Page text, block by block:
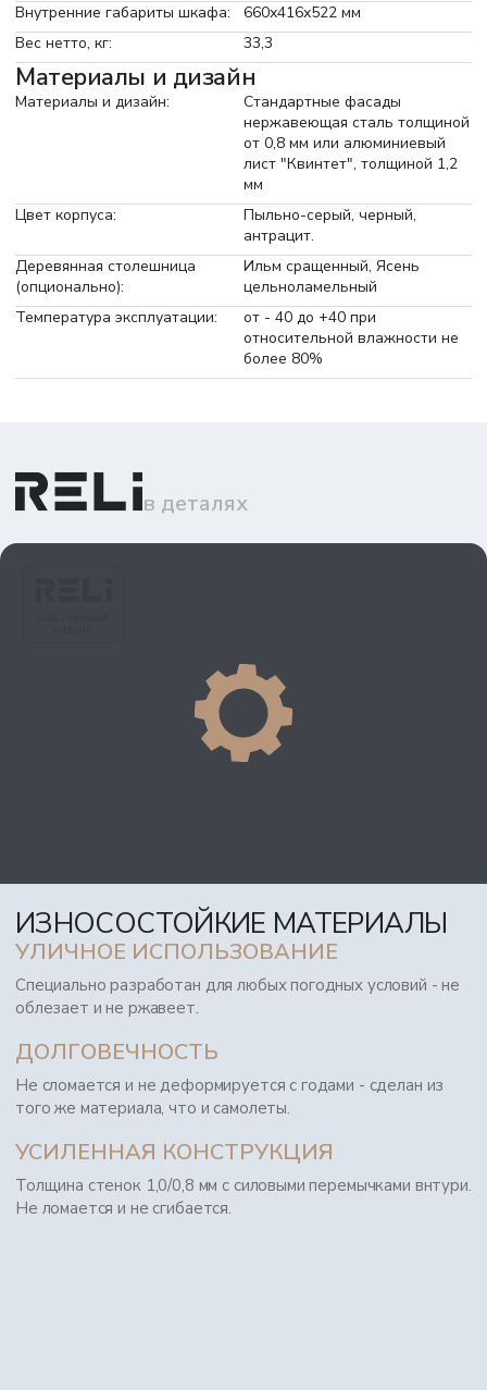
Внутренние габариты шкафа:
660х416х522 мм
Вес нетто, кг:
33,3
Материалы и дизайн
Материалы и дизайн:
Стандартные фасады
нержавеющая сталь толщиной
от 0,8 мм или алюминиевый
лист "Квинтет", толщиной 1,2
мм
Цвет корпуса:
Пыльно-серый, черный,
антрацит.
Деревянная столешница
(опционально):
Ильм сращенный, Ясень
цельноламельный
Температура эксплуатации:
от - 40 до +40 при
относительной влажности не
более 80%
в деталях
ИЗНОСОСТОЙКИЕ МАТЕРИАЛЫ
УЛИЧНОЕ ИСПОЛЬЗОВАНИЕ
Специально разработан для любых погодных условий - не
облезает и не ржавеет.
ДОЛГОВЕЧНОСТЬ
Не сломается и не деформируется с годами - сделан из
того же материала, что и самолеты.
УСИЛЕННАЯ КОНСТРУКЦИЯ
Толщина стенок 1,0/0,8 мм с силовыми перемычками внтури.
Не ломается и не сгибается.